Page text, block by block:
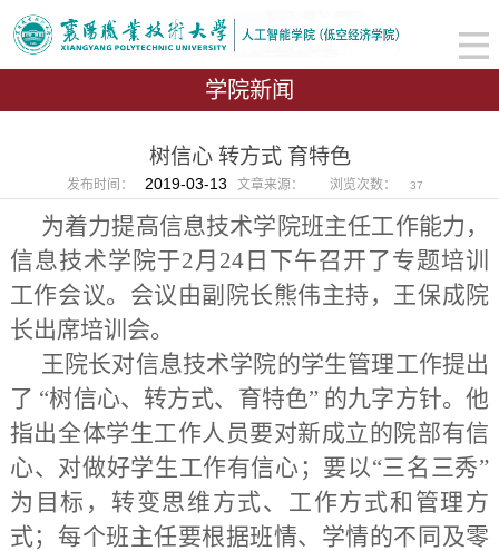
学院新闻
树信心 转方式 育特色
发布时间： 2019-03-13 文章来源： 浏览次数： 37
为着力提高信息技术学院班主任工作能力，
信息技术学院于2月24日下午召开了专题培训
工作会议。会议由副院长熊伟主持，王保成院
长出席培训会。
王院长对信息技术学院的学生管理工作提出
了 “树信心、转方式、育特色” 的九字方针。他
指出全体学生工作人员要对新成立的院部有信
心、对做好学生工作有信心；要以“三名三秀”
为目标，转变思维方式、工作方式和管理方
式；每个班主任要根据班情、学情的不同及零